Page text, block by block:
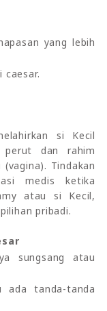
yang lebih
caesar.
si Kecil
perut dan rahim
Tindakan
medis ketika
atau si Kecil,
pribadi.
sungsang atau
tanda-tanda